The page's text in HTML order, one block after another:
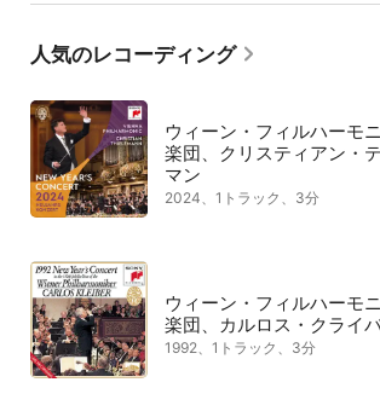
人気のレコーディング
ウィーン・フィルハーモ
楽団、クリスティアン・
マン
2024、1トラック、3分
ウィーン・フィルハーモ
楽団、カルロス・クライ
1992、1トラック、3分